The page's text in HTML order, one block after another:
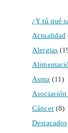
¿Y tú qué
Actualidad
Alergias
Asma (11)
Cáncer(8)
Destacados